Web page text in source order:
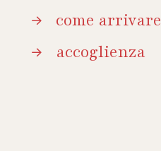
come arrivare
accoglienza